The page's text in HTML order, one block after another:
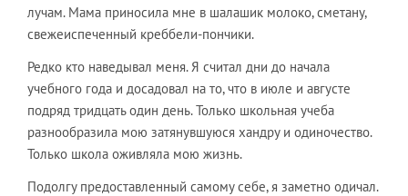
лучам. Мама приносила мне в шалашик молоко, сметану,
свежеиспеченный креббели-пончики.
Редко кто наведывал меня. Я считал дни до начала
учебного года и досадовал на то, что в июле и августе
подряд тридцать один день. Только школьная учеба
разнообразила мою затянувшуюся хандру и одиночество.
Только школа оживляла мою жизнь.
Подолгу предоставленный самому себе, я заметно одичал.